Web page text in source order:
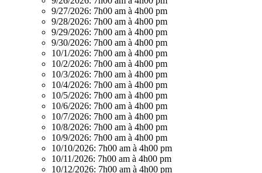
9/27/2026: 7h00 am à 4h00 pm
9/28/2026: 7h00 am à 4h00 pm
9/29/2026: 7h00 am à 4h00 pm
9/30/2026: 7h00 am à 4h00 pm
10/1/2026: 7h00 am à 4h00 pm
10/2/2026: 7h00 am à 4h00 pm
10/3/2026: 7h00 am à 4h00 pm
10/4/2026: 7h00 am à 4h00 pm
10/5/2026: 7h00 am à 4h00 pm
10/6/2026: 7h00 am à 4h00 pm
10/7/2026: 7h00 am à 4h00 pm
10/8/2026: 7h00 am à 4h00 pm
10/9/2026: 7h00 am à 4h00 pm
10/10/2026: 7h00 am à 4h00 pm
10/11/2026: 7h00 am à 4h00 pm
10/12/2026: 7h00 am à 4h00 pm